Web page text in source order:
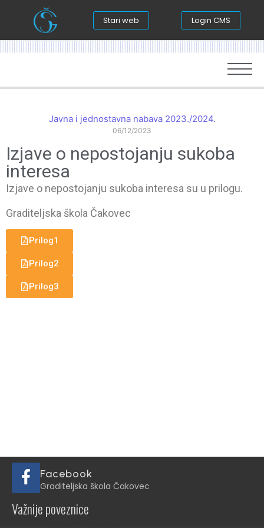
Stari web Login CMS
Javna i jednostavna nabava 2023./2024.
06/12/2023
Izjave o nepostojanju sukoba
interesa
Izjave o nepostojanju sukoba interesa su u prilogu.
Graditeljska škola Čakovec
Prilog1
Prilog2
Prilog3
Facebook
Graditeljska škola Čakovec
Važnije poveznice